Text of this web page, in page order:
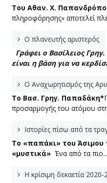
Tου Αθαν. Χ.
πληροφόρησης» αποτελεί
Ο πλανευτής αριστερός
Γράφει ο Βασίλειος
είναι η βάση για να
Ο Αναχωρητισμός της
To Βασ. Γρηγ. Παπαδάκη*
προσαρμογής του ατόμου
Ιστορίες πίσω από τα
Το «παπάκι» του
«μυστικά» Ένα από τα πιο...
Η κρίσιμη δεκαετία 2020-